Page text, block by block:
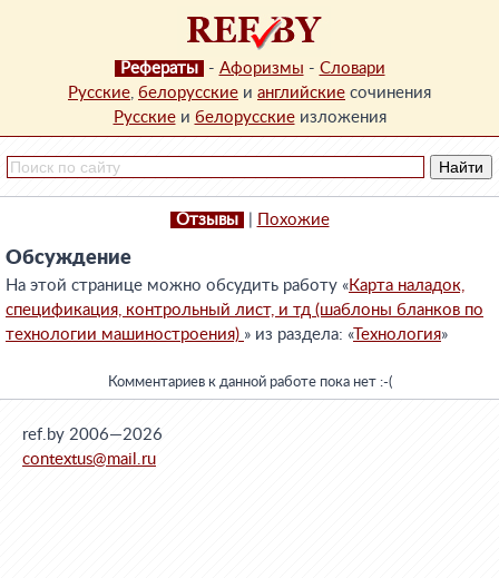
Рефераты - Афоризмы - Словари
Русские, белорусские и английские сочинения
Русскиеи белорусскиеизложения
Отзывы Похожие
Обсуждение
На этой странице можно обсудить работу «Карта наладок,
спецификация, контрольный лист, и тд (шаблоны бланков по
технологии машиностроения) » из раздела: «Технология»
Комментариев к данной работе пока нет :-(
ref.by 2006—2026
contextus@mail.ru